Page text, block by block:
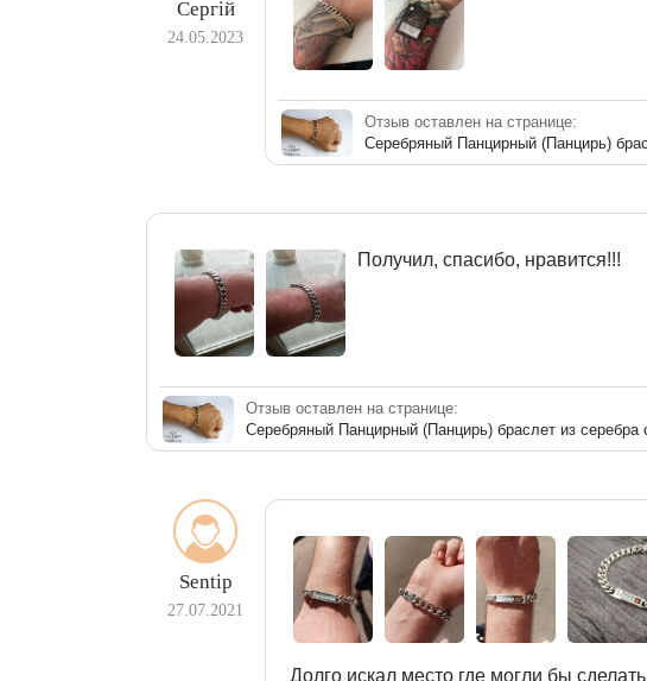
Сергій
24.05.2023
Отзыв оставлен на странице:
Серебряный Панцирный (Панцирь)
Получил, спасибо, нравится!!!
Отзыв оставлен на странице:
Серебряный Панцирный (Панцирь) браслет из серебра
Sentip
27.07.2021
Долго искал место где могли бы